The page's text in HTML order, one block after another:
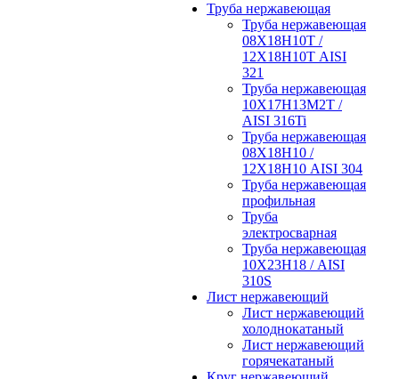
Труба нержавеющая
Труба нержавеющая
08Х18Н10Т /
12Х18Н10Т AISI
321
Труба нержавеющая
10Х17Н13М2Т /
AISI 316Ti
Труба нержавеющая
08Х18Н10 /
12Х18Н10 AISI 304
Труба нержавеющая
профильная
Труба
электросварная
Труба нержавеющая
10Х23Н18 / AISI
310S
Лист нержавеющий
Лист нержавеющий
холоднокатаный
Лист нержавеющий
горячекатаный